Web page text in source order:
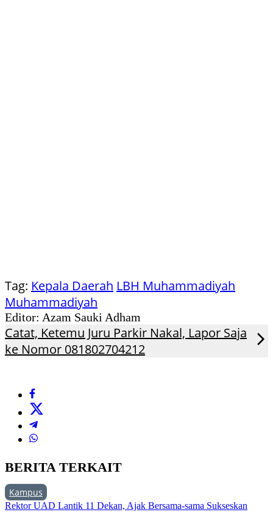
Tag: Kepala Daerah LBH Muhammadiyah
Muhammadiyah
Editor: Azam Sauki Adham
Catat, Ketemu Juru Parkir Nakal, Lapor Saja
ke Nomor 081802704212
BERITA TERKAIT
Kampus
Rektor UAD Lantik 11 Dekan, Ajak Bersama-sama Sukseskan